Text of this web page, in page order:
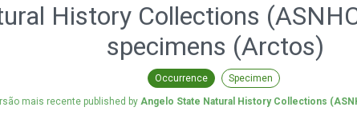
History Collections
specimens (Arctos)
Occurrence Specimen
mais recente published by Angelo State Natural History Collections